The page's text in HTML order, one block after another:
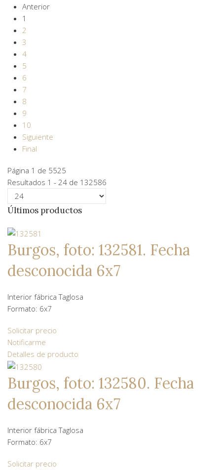
Anterior
1
2
3
4
5
6
7
8
9
10
Siguiente
Final
Página 1 de 5525
Resultados 1 - 24 de 132586
Últimos productos
Burgos, foto: 132581. Fecha
desconocida 6x7
Interior fábrica Taglosa
Formato: 6x7
Solicitar precio
Notificarme
Detalles de producto
Burgos, foto: 132580. Fecha
desconocida 6x7
Interior fábrica Taglosa
Formato: 6x7
Solicitar precio